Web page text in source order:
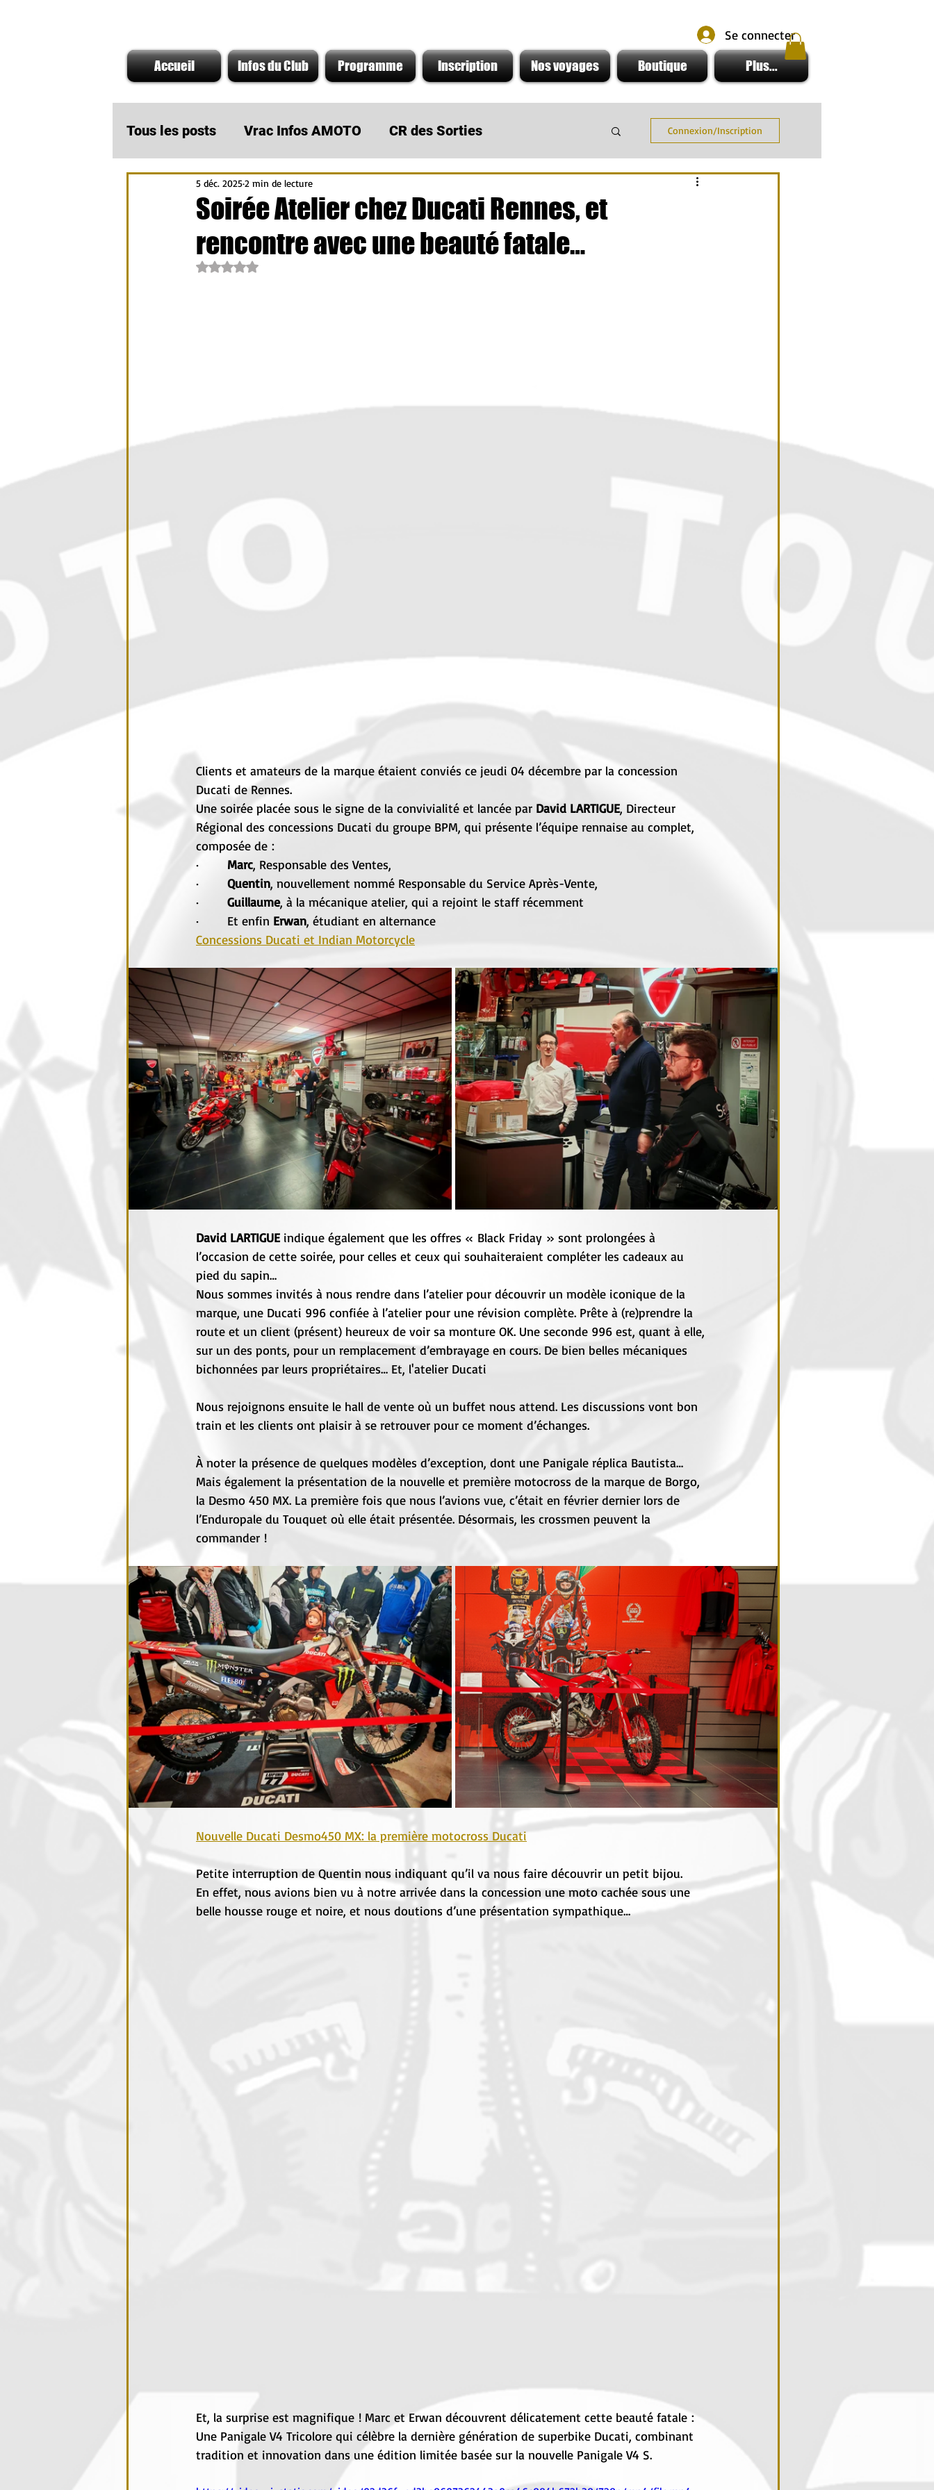
Se connecter
Accueil Infos du Club Programme Inscription Nos voyages Boutique Plus...
Tous les posts Vrac Infos AMOTO CR des Sorties
A ne pas rater Infos du Moment
Actu Partenaire AMOTO
Connexion/Inscription
Soirée Atelier chez Ducati Rennes, et
rencontre avec une beauté fatale…
5 déc. 20252 min de lecture
Noté NaN étoiles sur 5.
Clients et amateurs de la marque étaient conviés ce jeudi 04 décembre par la concession
Ducati de Rennes.
Une soirée placée sous le signe de la convivialité et lancée par David LARTIGUE, Directeur
Régional des concessions Ducati du groupe BPM, qui présente l’équipe rennaise au complet,
composée de :
· Marc, Responsable des Ventes,
· Quentin, nouvellement nommé Responsable du Service Après-Vente,
· Guillaume, à la mécanique atelier, qui a rejoint le staff récemment
·       Et enfin Erwan, étudiant en alternance
Concessions Ducati et Indian Motorcycle
David LARTIGUE indique également que les offres « Black Friday » sont prolongées à
l’occasion de cette soirée, pour celles et ceux qui souhaiteraient compléter les cadeaux au
pied du sapin…
Nous sommes invités à nous rendre dans l’atelier pour découvrir un modèle iconique de la
marque, une Ducati 996 confiée à l’atelier pour une révision complète. Prête à (re)prendre la
route et un client (présent) heureux de voir sa monture OK. Une seconde 996 est, quant à elle,
sur un des ponts, pour un remplacement d’embrayage en cours. De bien belles mécaniques
bichonnées par leurs propriétaires… Et, l'atelier Ducati
Nous rejoignons ensuite le hall de vente où un buffet nous attend. Les discussions vont bon
train et les clients ont plaisir à se retrouver pour ce moment d’échanges.
À noter la présence de quelques modèles d’exception, dont une Panigale réplica Bautista…
Mais également la présentation de la nouvelle et première motocross de la marque de Borgo,
la Desmo 450 MX. La première fois que nous l’avions vue, c’était en février dernier lors de
l’Enduropale du Touquet où elle était présentée. Désormais, les crossmen peuvent la
commander !
Nouvelle Ducati Desmo450 MX: la première motocross Ducati
Petite interruption de Quentin nous indiquant qu’il va nous faire découvrir un petit bijou.
En effet, nous avions bien vu à notre arrivée dans la concession une moto cachée sous une
belle housse rouge et noire, et nous doutions d’une présentation sympathique…
Et, la surprise est magnifique ! Marc et Erwan découvrent délicatement cette beauté fatale :
Une Panigale V4 Tricolore qui célèbre la dernière génération de superbike Ducati, combinant
tradition et innovation dans une édition limitée basée sur la nouvelle Panigale V4 S.